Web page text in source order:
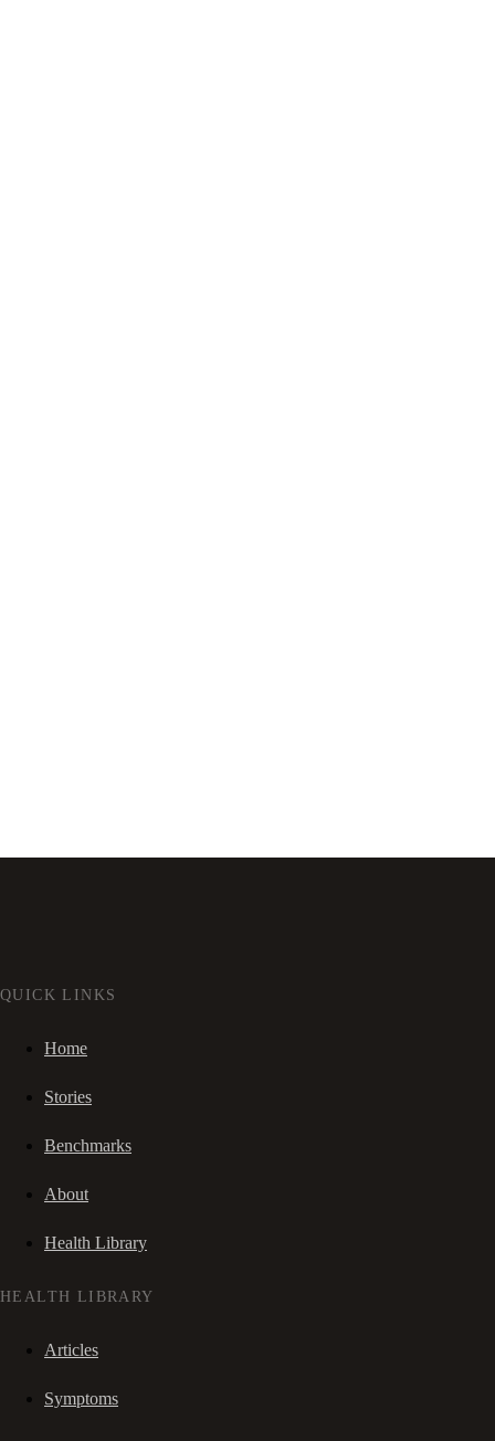
QUICK LINKS
Home
Stories
Benchmarks
About
Health Library
HEALTH LIBRARY
Articles
Symptoms